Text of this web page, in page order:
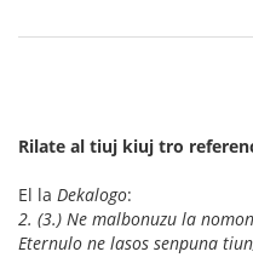
Rilate al tiuj kiuj tro
El la Dekalogo:
2. (3.) Ne malbonuzu la
Eternulo ne lasos senpuna